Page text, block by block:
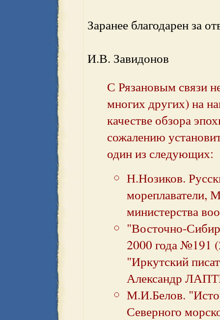
Заранее благодарен за
И.В. Завидонов
С Рязановым связи
многих других) на
качестве обзора
сожалению
один из следующих:
Н.Нозиков.
мореплаватели,
министерства
"Восточно-
2000 года №191
"Иркутский
Александр
М.И.Белов.
Северного